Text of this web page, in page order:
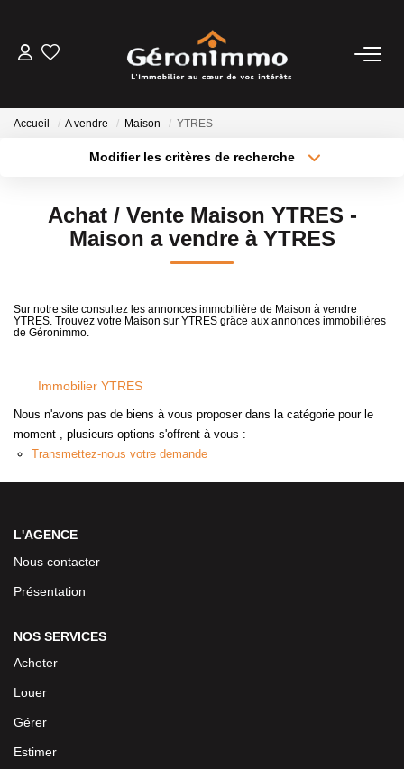
NOTRE AGENCE
Accueil A vendre Maison YTRES
Modifier les critères de recherche
Sélectionnez...
Type de bien
Surface min
Créer une alerte
Achat / Vente Maison YTRES -
Maison a vendre à YTRES
Sur notre site consultez les annonces immobilière de Maison à vendre
YTRES. Trouvez votre Maison sur YTRES grâce aux annonces immobilières
de Géronimmo.
Immobilier YTRES
Nous n'avons pas de biens à vous proposer dans la catégorie pour le
moment , plusieurs options s'offrent à vous :
Transmettez-nous votre demande
L'AGENCE
Nous contacter
Présentation
NOS SERVICES
Acheter
Louer
Gérer
Estimer